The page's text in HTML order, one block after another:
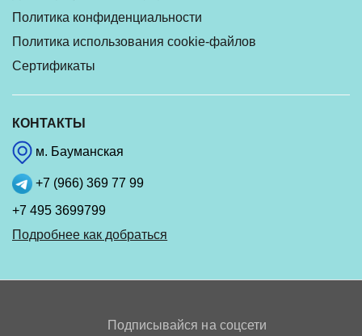
Политика конфиденциальности
Политика использования cookie-файлов
Сертификаты
КОНТАКТЫ
м. Бауманская
+7 (966) 369 77 99
+7 495 3699799
Подробнее как добраться
Подписывайся на соцсети